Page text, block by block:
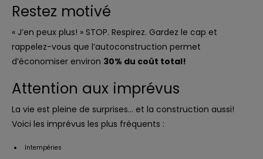
Restez motivé
« J’en peux plus! » STOP. Respirez. Gardez le cap et
rappelez-vous que l’autoconstruction permet
d’économiser environ 30% du coût total!
Attention aux imprévus
La vie est pleine de surprises… et la construction aussi!
Voici les imprévus les plus fréquents :
Intempéries